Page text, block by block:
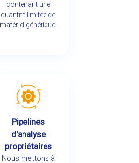
contenant une
quantité limitée de
matériel génétique.
Pipelines
d'analyse
propriétaires
Nous mettons à